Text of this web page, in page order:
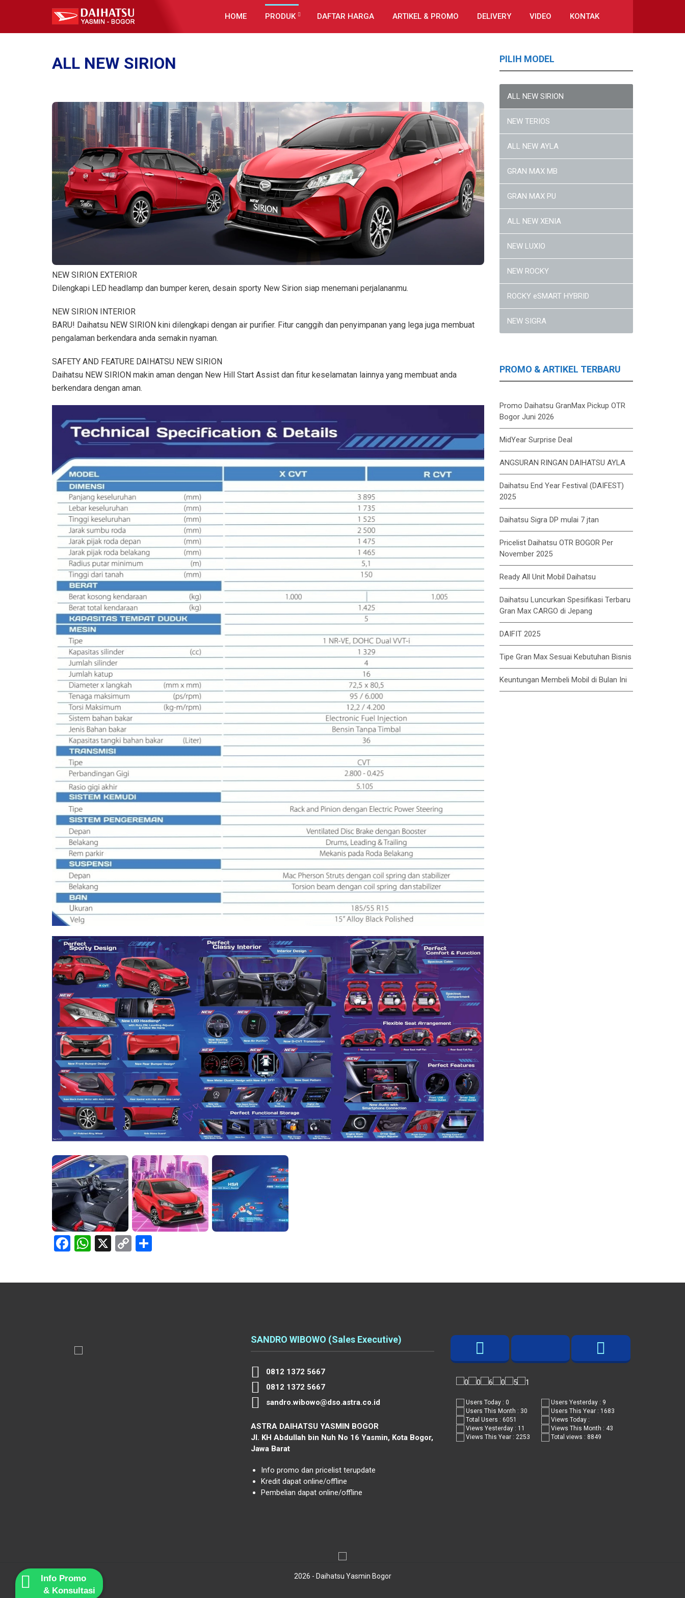
HOME PRODUK DAFTAR HARGA ARTIKEL & PROMO DELIVERY VIDEO KONTAK
ALL NEW SIRION
NEW SIRION EXTERIOR
Dilengkapi LED headlamp dan bumper keren, desain sporty New Sirion siap menemani perjalananmu.
NEW SIRION INTERIOR
BARU! Daihatsu NEW SIRION kini dilengkapi dengan air purifier. Fitur canggih dan penyimpanan yang lega juga membuat
pengalaman berkendara anda semakin nyaman.
SAFETY AND FEATURE DAIHATSU NEW SIRION
Daihatsu NEW SIRION makin aman dengan New Hill Start Assist dan fitur keselamatan lainnya yang membuat anda
berkendara dengan aman.
Facebook
WhatsApp
X
Copy
PILIH MODEL
ALL NEW SIRION
NEW TERIOS
ALL NEW AYLA
GRAN MAX MB
GRAN MAX PU
ALL NEW XENIA
NEW LUXIO
NEW ROCKY
ROCKY eSMART HYBRID
NEW SIGRA
PROMO & ARTIKEL TERBARU
Promo Daihatsu GranMax Pickup OTR
Bogor Juni 2026
MidYear Surprise Deal
ANGSURAN RINGAN DAIHATSU AYLA
Daihatsu End Year Festival (DAIFEST)
2025
Daihatsu Sigra DP mulai 7 jtan
Pricelist Daihatsu OTR BOGOR Per
November 2025
Ready All Unit Mobil Daihatsu
Daihatsu Luncurkan Spesifikasi Terbaru
Gran Max CARGO di Jepang
DAIFIT 2025
Tipe Gran Max Sesuai Kebutuhan Bisnis
Keuntungan Membeli Mobil di Bulan Ini
SANDRO WIBOWO (Sales Executive)
0812 1372 5667
0812 1372 5667
sandro.wibowo@dso.astra.co.id
ASTRA DAIHATSU YASMIN BOGOR
Jl. KH Abdullah bin Nuh No 16 Yasmin, Kota Bogor,
Jawa Barat
Info promo dan pricelist terupdate
Kredit dapat online/offline
Pembelian dapat online/offline
Users Today : 0
Users Yesterday : 9
Users This Month : 30
Users This Year : 1683
Total Users : 6051
Views Today :
Views Yesterday : 11
Views This Month : 43
Views This Year : 2253
Total views : 8849
Info Promo
& Konsultasi
2026 - Daihatsu Yasmin Bogor